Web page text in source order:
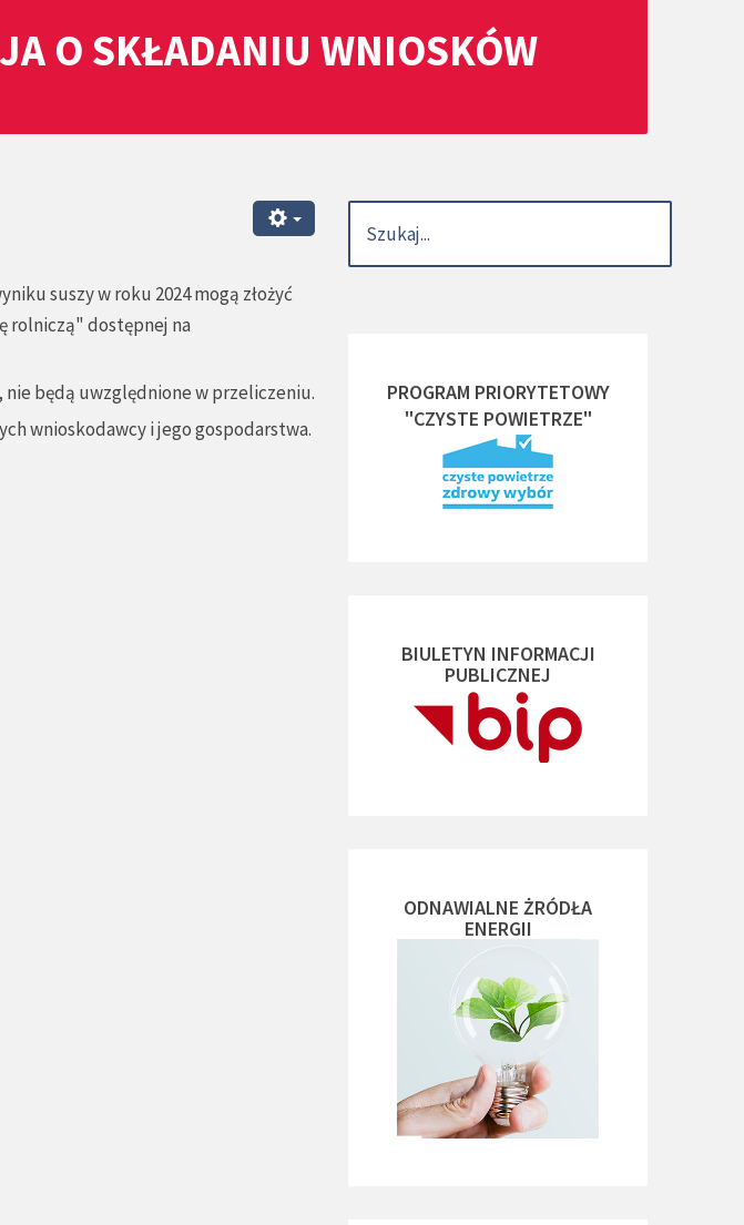
O SKŁADANIU WNIOSKÓW
suszy w roku 2024 mogą złożyć
rolniczą" dostępnej na
będą uwzględnione w przeliczeniu.
wnioskodawcy i jego gospodarstwa.
PROGRAM PRIORYTETOWY
"CZYSTE POWIETRZE"
BIULETYN INFORMACJI
PUBLICZNEJ
ODNAWIALNE ŻRÓDŁA
ENERGII